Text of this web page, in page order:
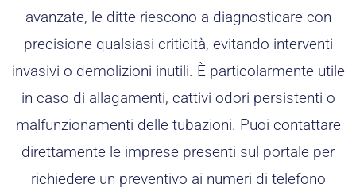
avanzate, le ditte riescono a diagnosticare con
precisione qualsiasi criticità, evitando interventi
invasivi o demolizioni inutili. È particolarmente utile
in caso di allagamenti, cattivi odori persistenti o
malfunzionamenti delle tubazioni. Puoi contattare
direttamente le imprese presenti sul portale per
richiedere un preventivo ai numeri di telefono